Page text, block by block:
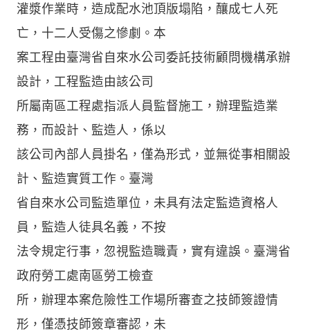
灌漿作業時，造成配水池頂版塌陷，釀成七人死
亡，十二人受傷之慘劇。本
案工程由臺灣省自來水公司委託技術顧問機構承辦
設計，工程監造由該公司
所屬南區工程處指派人員監督施工，辦理監造業
務，而設計、監造人，係以
該公司內部人員掛名，僅為形式，並無從事相關設
計、監造實質工作。臺灣
省自來水公司監造單位，未具有法定監造資格人
員，監造人徒具名義，不按
法令規定行事，忽視監造職責，實有違誤。臺灣省
政府勞工處南區勞工檢查
所，辦理本案危險性工作場所審查之技師簽證情
形，僅憑技師簽章審認，未